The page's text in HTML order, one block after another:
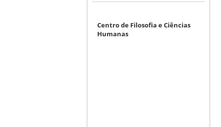
Centro de Filosofia e Ciências
Humanas